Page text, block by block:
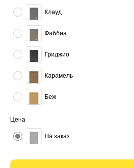
Клауд
Фаббиа
Гриджио
Карамель
Беж
Цена
На заказ